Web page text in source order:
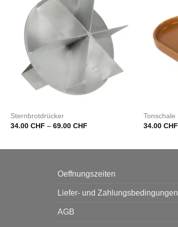
Sternbrotdrücker
34.00CHF –69.00CHF
Tonschale
34.00CHF
Oeffnungszeiten
Liefer- und Zahlungsbedingungen
AGB